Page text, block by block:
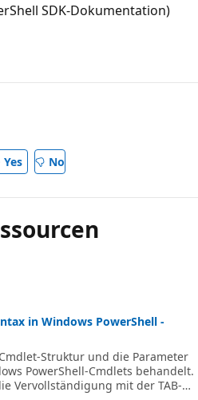
SDK-Dokumentation)
Yes No
in Windows PowerShell -
Struktur und die Parameter
PowerShell-Cmdlets behandelt.
Vervollständigung mit der TAB-